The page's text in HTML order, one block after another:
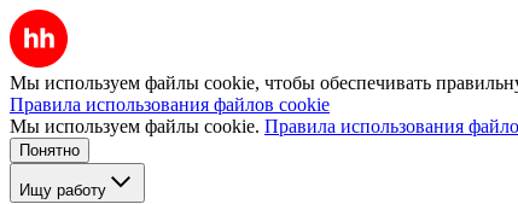
Мы используем файлы cookie, чтобы обеспечивать
Правила использования файлов cookie
Мы используем файлы cookie. Правила использования
Понятно
Ищу работу